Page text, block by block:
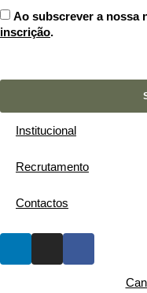
Ao subscrever a nossa
inscrição.
Institucional
Recrutamento
Contactos